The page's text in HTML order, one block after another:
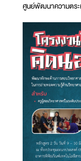
ศูนย์พัฒนาความตระ